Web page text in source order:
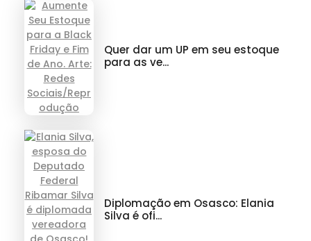
Quer dar um UP em seu estoque
para as ve...
Diplomação em Osasco: Elania
Silva é ofi...